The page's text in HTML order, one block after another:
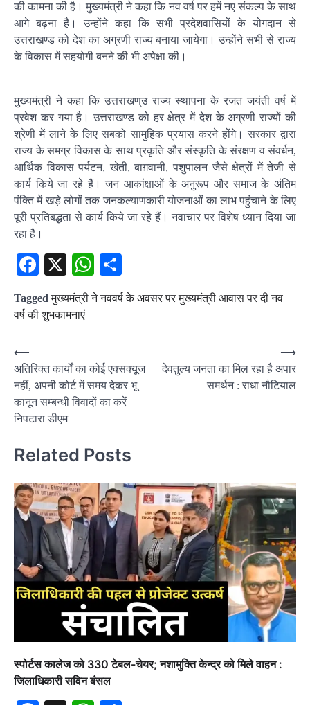
की कामना की है। मुख्यमंत्री ने कहा कि नव वर्ष पर हमें नए संकल्प के साथ
आगे बढ़ना है। उन्होंने कहा कि सभी प्रदेशवासियों के योगदान से
उत्तराखण्ड को देश का अग्रणी राज्य बनाया जायेगा। उन्होंने सभी से राज्य
के विकास में सहयोगी बनने की भी अपेक्षा की।
मुख्यमंत्री ने कहा कि उत्तराखण्उ राज्य स्थापना के रजत जयंती वर्ष में
प्रवेश कर गया है। उत्तराखण्ड को हर क्षेत्र में देश के अग्रणी राज्यों की
श्रेणी में लाने के लिए सबको सामुहिक प्रयास करने होंगे। सरकार द्वारा
राज्य के समग्र विकास के साथ प्रकृति और संस्कृति के संरक्षण व संवर्धन,
आर्थिक विकास पर्यटन, खेती, बाग़वानी, पशुपालन जैसे क्षेत्रों में तेजी से
कार्य किये जा रहे हैं। जन आकांक्षाओं के अनुरूप और समाज के अंतिम
पंक्ति में खड़े लोगों तक जनकल्याणकारी योजनाओं का लाभ पहुंचाने के लिए
पूरी प्रतिबद्धता से कार्य किये जा रहे हैं। नवाचार पर विशेष ध्यान दिया जा
रहा है।
Facebook
X WhatsApp
Taggedमुख्यमंत्री ने नववर्ष के अवसर पर मुख्यमंत्री आवास पर दी नव
वर्ष की शुभकामनाएं
Post
navigation
⟵
अतिरिक्त कार्यों का कोई एक्सक्यूज
नहीं, अपनी कोर्ट में समय देकर भू
कानून सम्बन्धी विवादों का करें
निपटारा डीएम
देवतुल्य जनता का मिल रहा है अपार
समर्थन : राधा नौटियाल
⟶
Related Posts
स्पोर्टस कालेज को 330 टेबल-चेयर; नशामुक्ति केन्द्र को मिले वाहन :
जिलाधिकारी सविन बंसल